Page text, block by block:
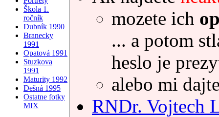
Škola 1.
ročník
Dubník 1990
Branecky
1991
Opatová 1991
Stuzkova
1991
Maturity 1992
Dešná 1995
Ostatne fotky
MIX
mozete ich
... a potom
heslo je
alebo mi
RNDr. Vojtech